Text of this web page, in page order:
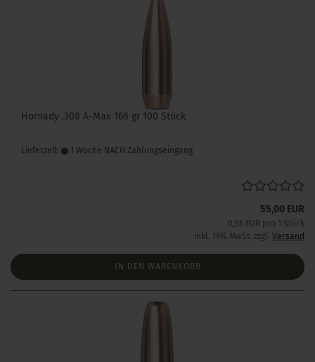
Hornady .308 A-Max 168 gr 100 Stück
Lieferzeit: 1 Woche NACH Zahlungseingang
55,00 EUR
0,55 EUR pro 1 Stück
inkl. 19% MwSt. zzgl. Versand
IN DEN WARENKORB